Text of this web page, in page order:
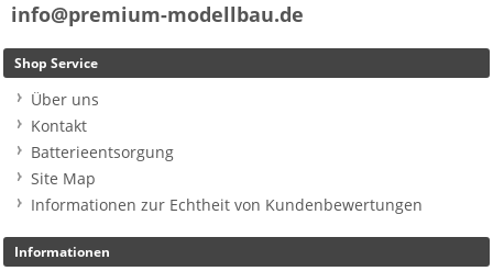
info@premium-modellbau.de
Shop Service
Über uns
Kontakt
Batterieentsorgung
Site Map
Informationen zur Echtheit von Kundenbewertungen
Informationen